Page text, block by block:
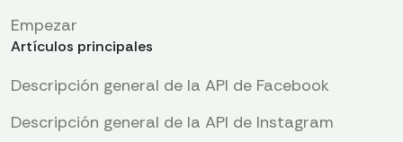
Empezar
Artículos principales
Descripción general de la API de Facebook
Descripción general de la API de Instagram